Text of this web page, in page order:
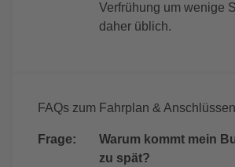
Verfrühung um wenige
daher üblich.
FAQs zum Fahrplan & Anschlüssen
Frage:
Warum kommt mein
zu spät?